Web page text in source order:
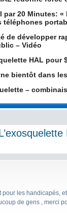
par 20 Minutes:
téléphones
de développer
– Vidéo
HAL pour
bientôt dans
–
pour les handicapés,
de gens , merci